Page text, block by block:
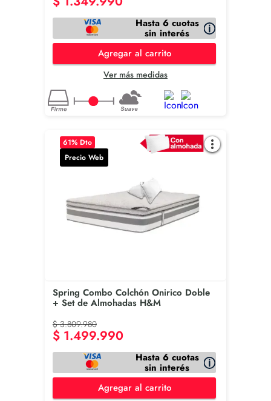
Hasta 6 cuotas
sin interés
Agregar al carrito
Ver más medidas
61% Dto
Precio Web
Spring Combo Colchón Onirico Doble
+ Set de Almohadas H&M
$ 3.809.980
$ 1.499.990
Hasta 6 cuotas
sin interés
Agregar al carrito